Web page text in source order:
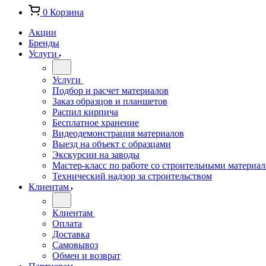
0 Корзина
Акции
Бренды
Услуги
Услуги
Подбор и расчет материалов
Заказ образцов и планшетов
Распил кирпича
Бесплатное хранение
Видеодемонстрация материалов
Выезд на объект с образцами
Экскурсии на заводы
Мастер-класс по работе со строительными
Технический надзор за строительством
Клиентам
Клиентам
Оплата
Доставка
Самовывоз
Обмен и возврат